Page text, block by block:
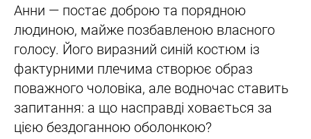
Анни — постає доброю та порядною
людиною, майже позбавленою власного
голосу. Його виразний синій костюм із
фактурними плечима створює образ
поважного чоловіка, але водночас ставить
запитання: а що насправді ховається за
цією бездоганною оболонкою?